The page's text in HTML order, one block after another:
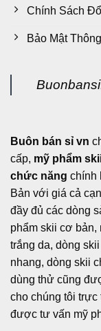
Chính Sách
Bảo Mật
Buôn bán sỉ vn
cấp, mỹ phẩm
chức năng chính
Bản với giá cả
đầy đủ các dòng
phẩm skii cơ
trắng da, dòng
nhang, dòng skii
dùng thử cũng
cho chúng tôi trực
được tư vấn mỹ